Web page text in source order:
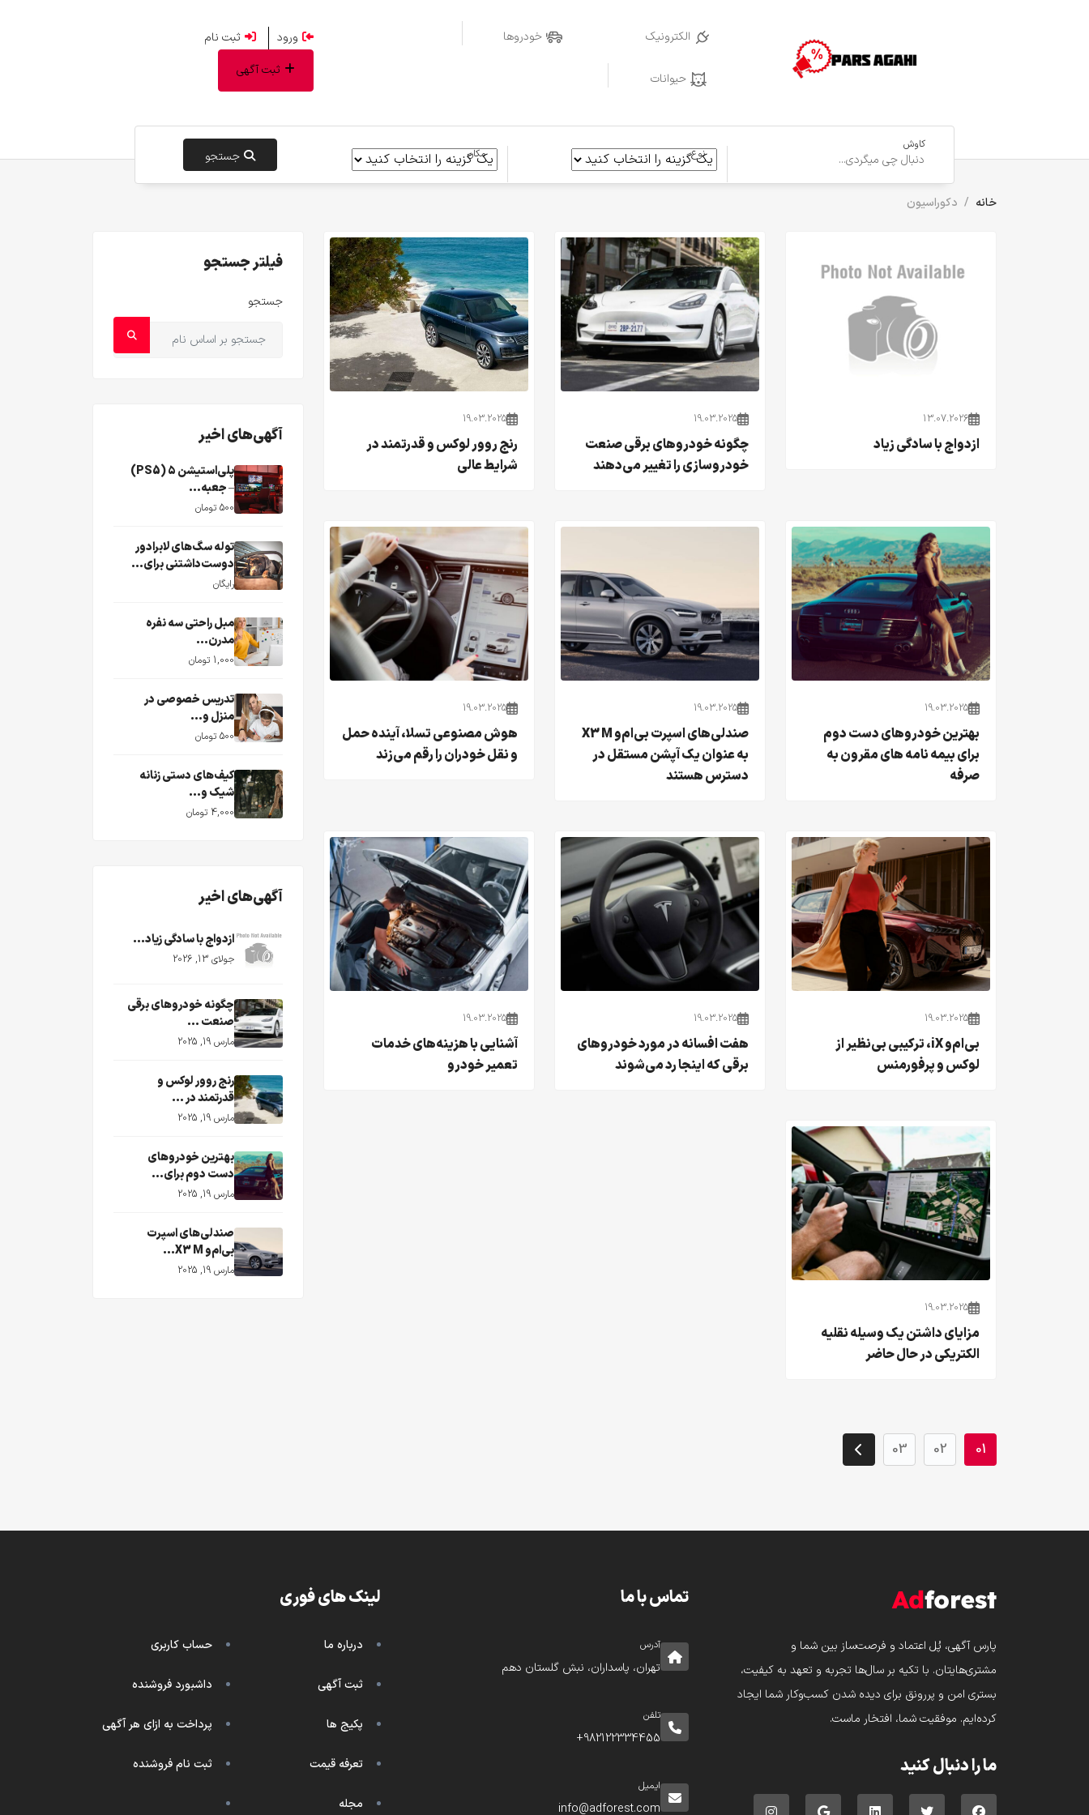
الکترونیک خودروها
حیوانات
کاوش
نوع مکان جستجو
ورود
ثبت نام
ثبت آگهی
خانه دکوراسیون
13.07.2026
ازدواج با سادگی زیاد
19.03.2025
چگونه خودروهای برقی صنعت
خودروسازی را تغییر می‌دهند
19.03.2025
رنج روور لوکس و قدرتمند در
شرایط عالی
19.03.2025
بهترین خودروهای دست دوم
برای بیمه نامه های مقرون به
صرفه
19.03.2025
صندلی‌های اسپرت بی‌ام‌و X3 M
به عنوان یک آپشن مستقل در
دسترس هستند
19.03.2025
هوش مصنوعی تسلا، آینده حمل
و نقل خودران را رقم می‌زند
19.03.2025
بی‌ام‌و iX، ترکیبی بی‌نظیر از
لوکس و پرفورمنس
19.03.2025
هفت افسانه در مورد خودروهای
برقی که اینجا رد می‌شوند
19.03.2025
آشنایی با هزینه‌های خدمات
تعمیر خودرو
19.03.2025
مزایای داشتن یک وسیله نقلیه
الکتریکی در حال حاضر
01
02
03
فیلتر جستجو
جستجو
آگهی‌های اخیر
پلی‌استیشن ۵ (PS5)
– جعبه...
500 تومان
توله سگ‌های لابرادور
دوست‌داشتنی برای...
رایگان
مبل راحتی سه نفره
مدرن...
1,000 تومان
تدریس خصوصی در
منزل و...
500 تومان
کیف‌های دستی زنانه
شیک و...
4,000 تومان
آگهی‌های اخیر
ازدواج با سادگی زیاد...
جولای 13, 2026
چگونه خودروهای برقی
صنعت ...
مارس 19, 2025
رنج روور لوکس و
قدرتمند در ...
مارس 19, 2025
بهترین خودروهای
دست دوم برای...
مارس 19, 2025
صندلی‌های اسپرت
بی‌ام‌و X3 M...
مارس 19, 2025
پارس‌ آگهی، پُل اعتماد و فرصت‌ساز بین شما و
مشتری‌هایتان. با تکیه بر سال‌ها تجربه و تعهد به کیفیت،
بستری امن و پررونق برای دیده شدن کسب‌وکار شما ایجاد
کرده‌ایم. موفقیت شما، افتخار ماست.
ما را دنبال کنید
تماس با ما
آدرس
تهران، پاسداران، نبش گلستان دهم
تلفن
982122334455+
ایمیل
info@adforest.com
لینک های فوری
درباره ما
ثبت آگهی
پکیج ها
تعرفه قیمت
مجله
حساب کاربری
داشبورد فروشنده
پرداخت به ازای هر آگهی
ثبت نام فروشنده